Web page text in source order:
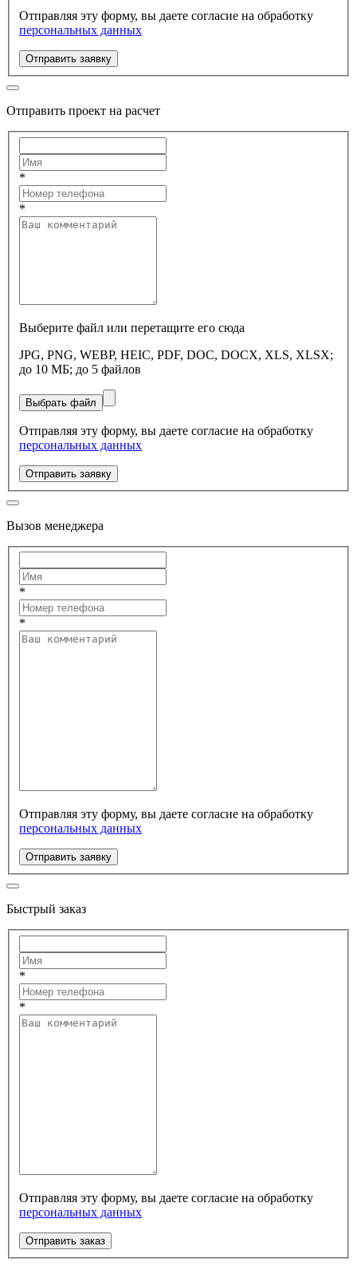
Отправляя эту форму, вы даете согласие на обработку
персональных данных
Отправить заявку
Отправить проект на расчет
*
*
Выберите файл или перетащите его сюда
JPG, PNG, WEBP, HEIC, PDF, DOC, DOCX, XLS, XLSX;
до 10 МБ; до 5 файлов
Выбрать файл
Отправляя эту форму, вы даете согласие на обработку
персональных данных
Отправить заявку
Вызов менеджера
*
*
Отправляя эту форму, вы даете согласие на обработку
персональных данных
Отправить заявку
Быстрый заказ
*
*
Отправляя эту форму, вы даете согласие на обработку
персональных данных
Отправить заказ